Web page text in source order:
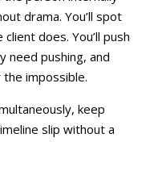
drama. You’ll spot
does. You’ll push
need pushing, and
impossible.
keep
slip without a